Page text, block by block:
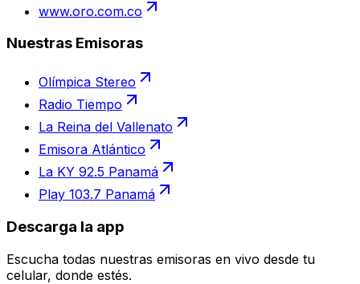
www.oro.com.co
Nuestras Emisoras
Olímpica Stereo
Radio Tiempo
La Reina del Vallenato
Emisora Atlántico
La KY 92.5 Panamá
Play 103.7 Panamá
Descarga la app
Escucha todas nuestras emisoras en vivo desde tu
celular, donde estés.